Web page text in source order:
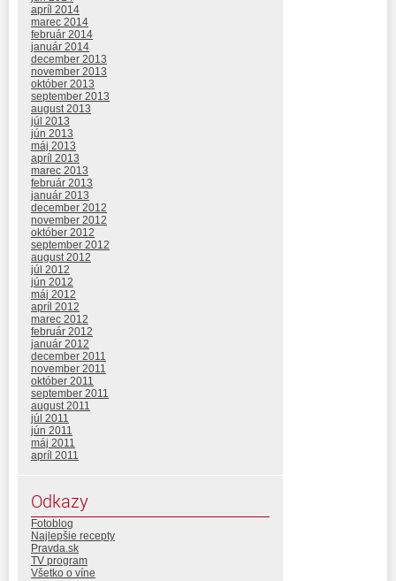
apríl 2014
marec 2014
február 2014
január 2014
december 2013
november 2013
október 2013
september 2013
august 2013
júl 2013
jún 2013
máj 2013
apríl 2013
marec 2013
február 2013
január 2013
december 2012
november 2012
október 2012
september 2012
august 2012
júl 2012
jún 2012
máj 2012
apríl 2012
marec 2012
február 2012
január 2012
december 2011
november 2011
október 2011
september 2011
august 2011
júl 2011
jún 2011
máj 2011
apríl 2011
Odkazy
Fotoblog
Najlepšie recepty
Pravda.sk
TV program
Všetko o víne